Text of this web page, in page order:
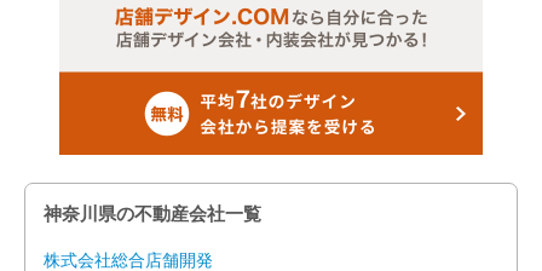
その他店舗物件
横浜市泉区
横浜市中区
横浜市鶴見区
横浜市都筑区
神奈川県の不動産会社一覧
株式会社総合店舗開発